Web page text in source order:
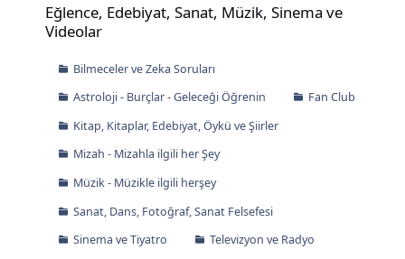
Eğlence, Edebiyat, Sanat, Müzik, Sinema ve
Videolar
Bilmeceler ve Zeka Soruları
Astroloji - Burçlar - Geleceği Öğrenin
Fan Club
Kitap, Kitaplar, Edebiyat, Öykü ve Şiirler
Mizah - Mizahla ilgili her Şey
Müzik - Müzikle ilgili herşey
Sanat, Dans, Fotoğraf, Sanat Felsefesi
Sinema ve Tiyatro
Televizyon ve Radyo